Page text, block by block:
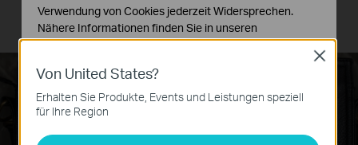
Adapter
Von United States?
Erhalten Sie Produkte, Events und Leistungen speziell
für Ihre Region
Close
Verwendung von Cookies jederzeit Widersprechen.
Nähere Informationen finden Sie in unseren
Datenschutzhinweisen.
Notwendige Cookies
erforderlich und können in Ihren Systemen nicht